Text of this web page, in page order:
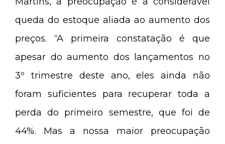
queda do estoque aliada ao aumento dos
preços. “A primeira constatação é que
apesar do aumento dos lançamentos no
3º trimestre deste ano, eles ainda não
foram suficientes para recuperar toda a
perda do primeiro semestre, que foi de
44%. Mas a nossa maior preocupação